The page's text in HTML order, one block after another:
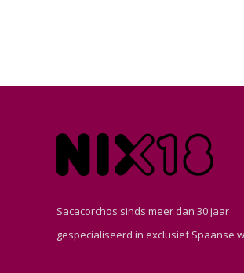
Sacacorchos sinds meer dan 30 jaar
gespecialiseerd in exclusief Spaanse